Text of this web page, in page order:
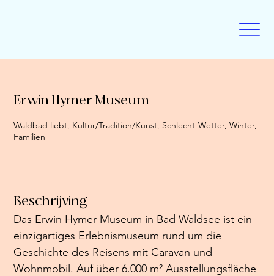
Erwin Hymer Museum
Waldbad liebt, Kultur/Tradition/Kunst, Schlecht-Wetter, Winter,
Familien
Beschrijving
Das Erwin Hymer Museum in Bad Waldsee ist ein
einzigartiges Erlebnismuseum rund um die
Geschichte des Reisens mit Caravan und
Wohnmobil. Auf über 6.000 m² Ausstellungsfläche